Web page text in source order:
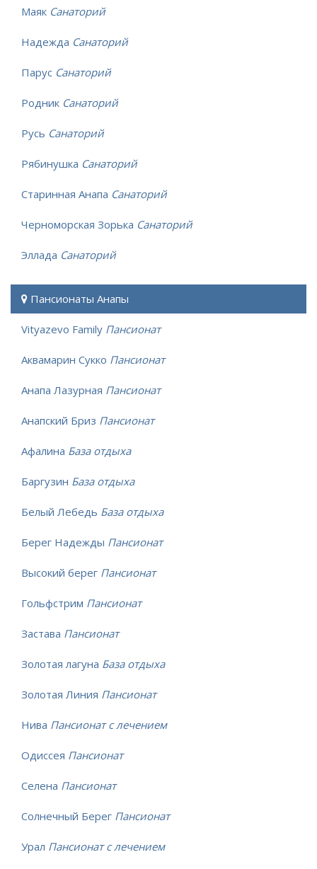
Маяк Санаторий
Надежда Санаторий
Парус Санаторий
Родник Санаторий
Русь Санаторий
Рябинушка Санаторий
Старинная Анапа Санаторий
Черноморская Зорька Санаторий
Эллада Санаторий
Пансионаты Анапы
Vityazevo Family Пансионат
Аквамарин Сукко Пансионат
Анапа Лазурная Пансионат
Анапский Бриз Пансионат
Афалина База отдыха
Баргузин База отдыха
Белый Лебедь База отдыха
Берег Надежды Пансионат
Высокий берег Пансионат
Гольфстрим Пансионат
Застава Пансионат
Золотая лагуна База отдыха
Золотая Линия Пансионат
Нива Пансионат с лечением
Одиссея Пансионат
Селена Пансионат
Солнечный Берег Пансионат
Урал Пансионат с лечением